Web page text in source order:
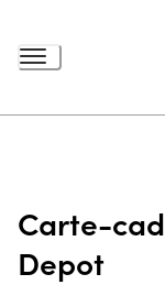
Carte-
Depot